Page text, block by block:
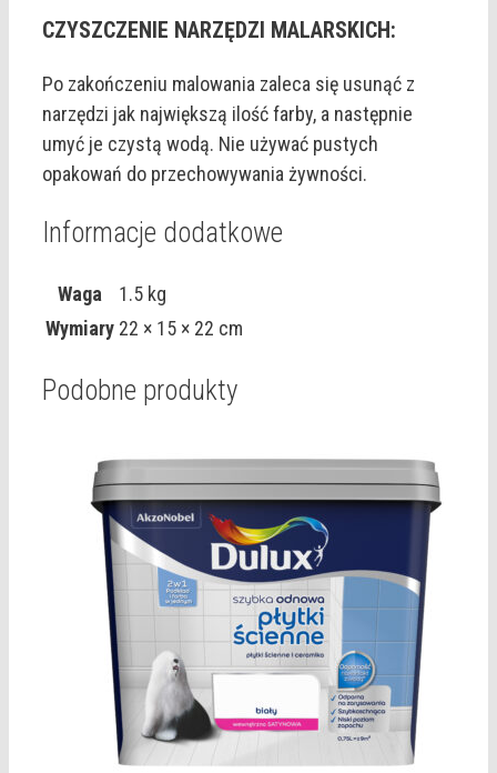
CZYSZCZENIE NARZĘDZI MALARSKICH:
Po zakończeniu malowania zaleca się usunąć z
narzędzi jak największą ilość farby, a następnie
umyć je czystą wodą. Nie używać pustych
opakowań do przechowywania żywności.
Informacje dodatkowe
Waga
1.5 kg
Wymiary 22 × 15 × 22 cm
Podobne produkty